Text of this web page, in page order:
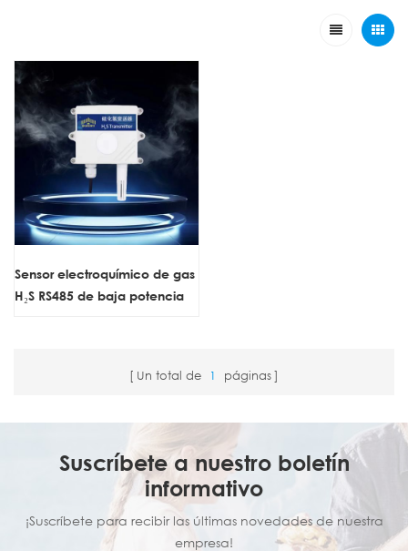
Sensor electroquímico de gas
H₂S RS485 de baja potencia
Un total de 1 páginas
Suscríbete a nuestro boletín
informativo
¡Suscríbete para recibir las últimas novedades de nuestra
empresa!